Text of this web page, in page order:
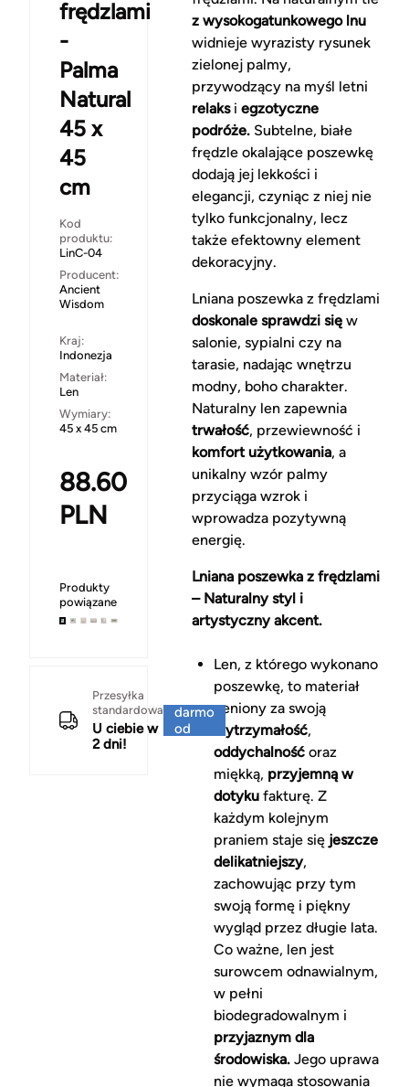
frędzlami
-
Palma
Natural
45 x
45
cm
Kod
produktu:
LinC-04
Producent:
Ancient
Wisdom
Kraj:
Indonezja
Materiał:
Len
Wymiary:
45 x 45 cm
88.60
PLN
Produkty
powiązane
Przesyłka
standardowa
U ciebie w
2 dni!
darmo
od
z wysokogatunkowego lnu
widnieje wyrazisty rysunek
zielonej palmy,
przywodzący na myśl letni
relaksi egzotyczne
podróże.Subtelne, białe
frędzle okalające poszewkę
dodają jej lekkości i
elegancji, czyniąc z niej nie
tylko funkcjonalny, lecz
także efektowny element
dekoracyjny.
Lniana poszewka z frędzlami
doskonale sprawdzi sięw
salonie, sypialni czy na
tarasie, nadając wnętrzu
modny, boho charakter.
Naturalny len zapewnia
trwałość, przewiewność i
komfort użytkowania, a
unikalny wzór palmy
przyciąga wzrok i
wprowadza pozytywną
energię.
Lniana poszewka z frędzlami
– Naturalny styl i
artystyczny akcent.
Len, z którego wykonano
poszewkę, to materiał
ceniony za swoją
wytrzymałość,
oddychalnośćoraz
miękką, przyjemną w
dotykufakturę. Z
każdym kolejnym
praniem staje się jeszcze
delikatniejszy,
zachowując przy tym
swoją formę i piękny
wygląd przez długie lata.
Co ważne, len jest
surowcem odnawialnym,
w pełni
biodegradowalnym i
przyjaznym dla
środowiska.Jego uprawa
nie wymaga stosowania